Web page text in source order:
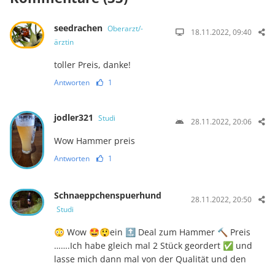
seedrachen Oberarzt/-
ärztin
18.11.2022, 09:40
toller Preis, danke!
Antworten 1
jodler321 Studi 28.11.2022, 20:06
Wow Hammer preis
Antworten 1
Schnaeppchenspuerhund
Studi
28.11.2022, 20:50
😳 Wow 🤩😲ein 🔝 Deal zum Hammer 🔨 Preis
…….Ich habe gleich mal 2 Stück geordert ✅ und
lasse mich dann mal von der Qualität und den